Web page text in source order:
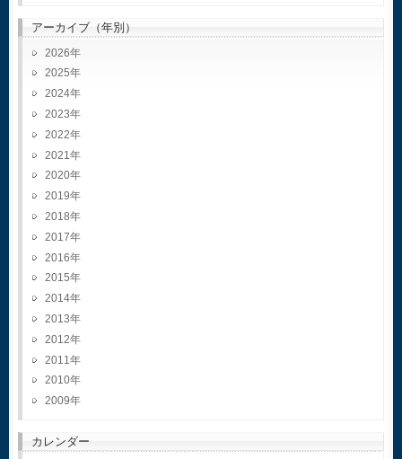
アーカイブ（年別）
2026
2025
2024
2023
2022
2021
2020
2019
2018
2017
2016
2015
2014
2013
2012
2011
2010
2009
カレンダー